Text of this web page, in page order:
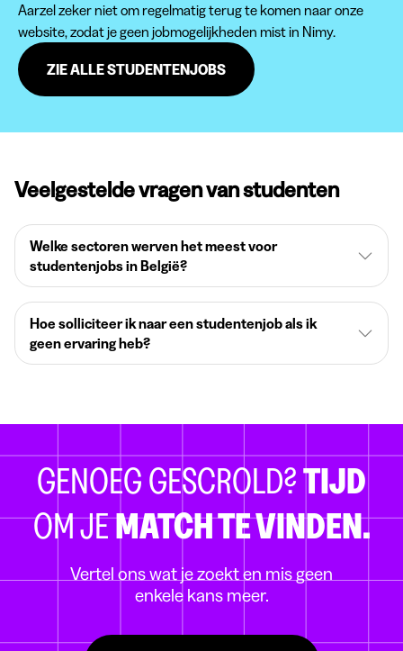
Aarzel zeker niet om regelmatig terug te komen naar onze
website, zodat je geen jobmogelijkheden mist in Nimy.
ZIE ALLE STUDENTENJOBS
Veelgestelde vragen van studenten
Welke sectoren werven het meest voor
studentenjobs in België?
Hoe solliciteer ik naar een studentenjob als ik
geen ervaring heb?
GENOEG GESCROLD?TIJD
OM JEMATCH TE VINDEN.
Vertel ons wat je zoekt en mis geen
enkele kans meer.